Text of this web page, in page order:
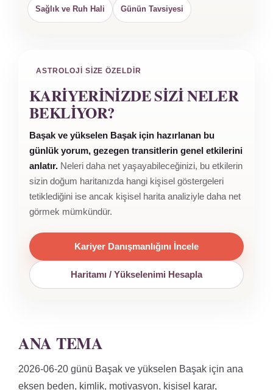
Sağlık ve Ruh Hali Günün Tavsiyesi
ASTROLOJI SIZE ÖZELDIR
KARIYERINIZDE SIZI NELER
BEKLIYOR?
Başak ve yükselen Başak için hazırlanan bu
günlük yorum, gezegen transitlerin genel etkilerini
anlatır. Neleri daha net yaşayabileceğinizi, bu etkilerin
sizin doğum haritanızda hangi kişisel göstergeleri
tetiklediğini ise ancak kişisel harita analiziyle daha net
görmek mümkündür.
Kariyer Danışmanlığını İncele
Haritamı / Yükselenimi Hesapla
ANA TEMA
2026-06-20 günü Başak ve yükselen Başak için ana
eksen beden, kimlik, motivasyon, kişisel karar,